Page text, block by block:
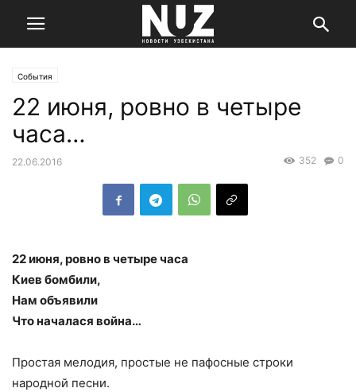
События
22 июня, ровно в четыре
часа…
22.06.2016 0
352
22 июня, ровно в четыре часа
Киев бомбили,
Нам объявили
Что началася война…
Простая мелодия, простые не пафосные строки
народной песни.